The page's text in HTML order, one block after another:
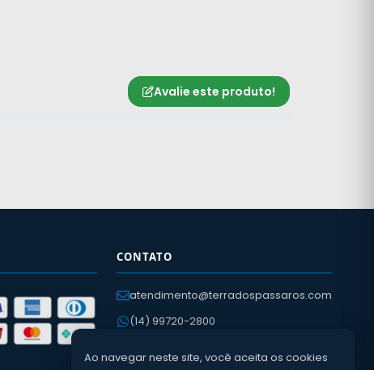
Avalie este produto!
CONTATO
atendimento@terradospassaros.com
(14) 99720-2800
Ao navegar neste site, você aceita os cookies